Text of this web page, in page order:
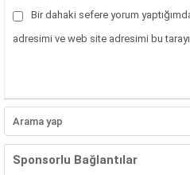
Bir dahaki sefere yorum
adresimi ve web site adresimi bu
Sponsorlu Bağlantılar